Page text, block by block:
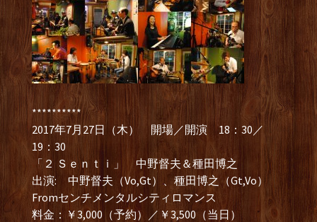
**********
2017年7月27日（木） 開場／開演 18：30／
19：30
「２ Ｓｅｎｔｉ」 中野督夫＆種田博之
出演: 中野督夫（Vo,Gt）、種田博之（Gt,Vo）
Fromセンチメンタルシティロマンス
料金：￥3,000（予約）／￥3,500（当日）